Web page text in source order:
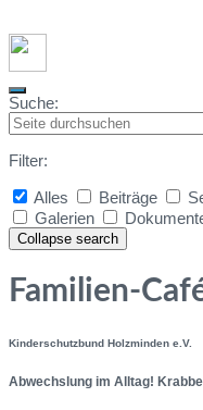
Suche:
Filter:
Alles
Beiträge
Galerien
Collapse search
Familien-
Kinderschutzbund Holzminden e.V.
Abwechslung im Alltag!